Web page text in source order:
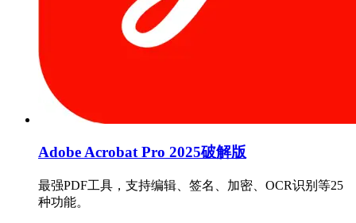
Adobe Acrobat Pro 2025破解版
最强PDF工具，支持编辑、签名、加密、OCR识别等25
种功能。